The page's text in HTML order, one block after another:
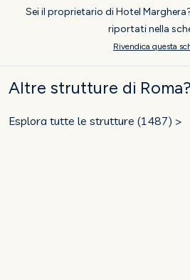
Sei il proprietario di Hotel
riportati nella
Rivendica questa
Altre strutture di Roma?
Esplora tutte le strutture (1487) >